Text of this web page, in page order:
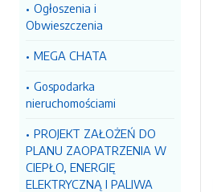
Ogłoszenia i
Obwieszczenia
MEGA CHATA
Gospodarka
nieruchomościami
PROJEKT ZAŁOŻEŃ DO
PLANU ZAOPATRZENIA W
CIEPŁO, ENERGIĘ
ELEKTRYCZNĄ I PALIWA